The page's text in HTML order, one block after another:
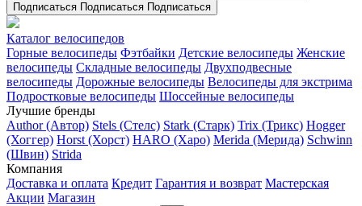
Подписаться Подписаться Подписаться
Каталог велосипедов
Горные велосипеды Фэтбайки Детские велосипеды Женские
велосипеды Складные велосипеды Двухподвесные
велосипеды Дорожные велосипеды Велосипеды для экстрима
Подростковые велосипеды Шоссейные велосипеды
Лучшие бренды
Author (Автор) Stels (Стелс) Stark (Старк) Trix (Трикс) Hogger
(Хоггер) Horst (Хорст) HARO (Харо) Merida (Мерида) Schwinn
(Швин) Strida
Компания
Доставка и оплата Кредит Гарантия и возврат Мастерская
Акции Магазин